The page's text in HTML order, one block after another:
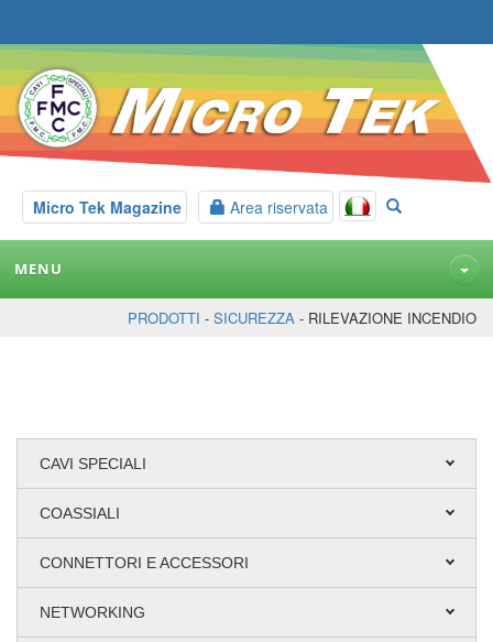
Micro Tek Magazine Area riservata
MENU
PRODOTTI - SICUREZZA - RILEVAZIONE INCENDIO
CAVI SPECIALI
COASSIALI
CONNETTORI E ACCESSORI
NETWORKING